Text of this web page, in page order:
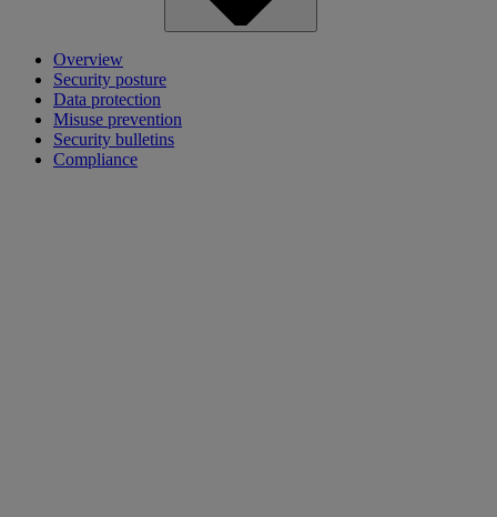
Overview
Security posture
Data protection
Misuse prevention
Security bulletins
Compliance